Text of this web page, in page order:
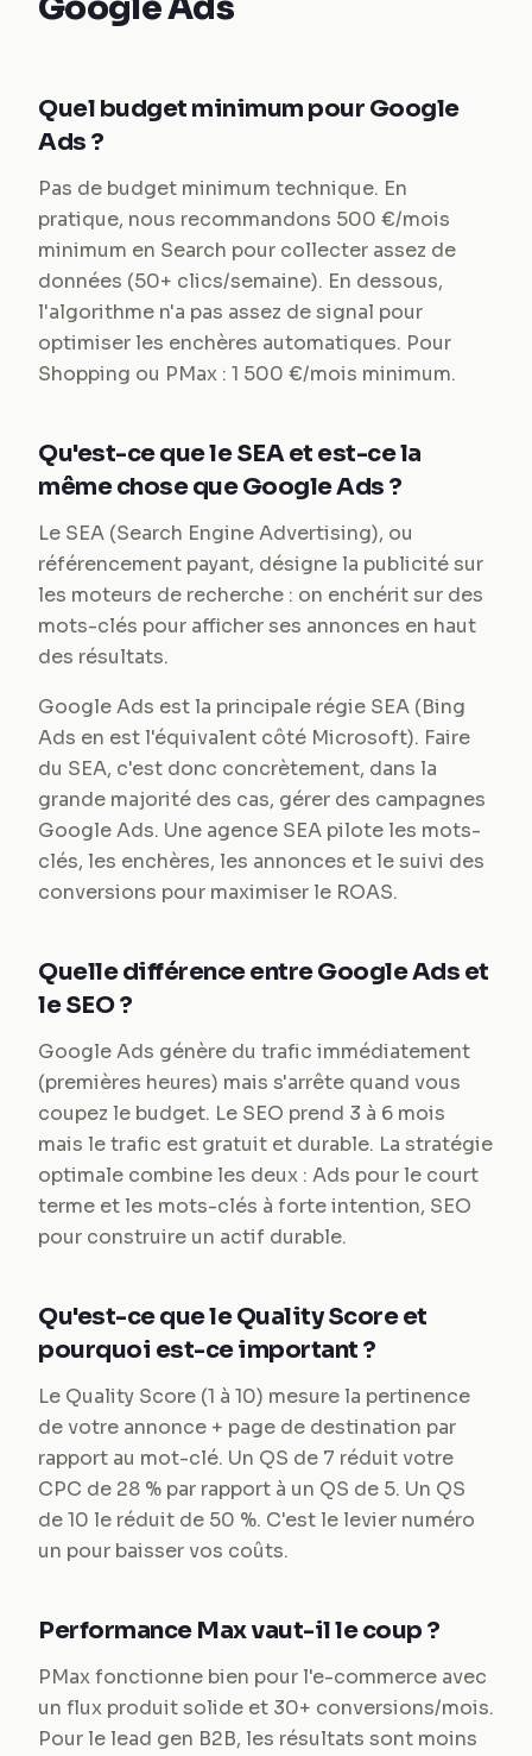
Quel budget minimum pour Google
Ads ?
Pas de budget minimum technique. En
pratique, nous recommandons 500 €/mois
minimum en Search pour collecter assez de
données (50+ clics/semaine). En dessous,
l'algorithme n'a pas assez de signal pour
optimiser les enchères automatiques. Pour
Shopping ou PMax : 1 500 €/mois minimum.
Qu'est-ce que le SEA et est-ce la
même chose que Google Ads ?
Le SEA (Search Engine Advertising), ou
référencement payant, désigne la publicité sur
les moteurs de recherche : on enchérit sur des
mots-clés pour afficher ses annonces en haut
des résultats.
Google Ads est la principale régie SEA (Bing
Ads en est l'équivalent côté Microsoft). Faire
du SEA, c'est donc concrètement, dans la
grande majorité des cas, gérer des campagnes
Google Ads. Une agence SEA pilote les mots-
clés, les enchères, les annonces et le suivi des
conversions pour maximiser le ROAS.
Quelle différence entre Google Ads et
le SEO ?
Google Ads génère du trafic immédiatement
(premières heures) mais s'arrête quand vous
coupez le budget. Le SEO prend 3 à 6 mois
mais le trafic est gratuit et durable. La stratégie
optimale combine les deux : Ads pour le court
terme et les mots-clés à forte intention, SEO
pour construire un actif durable.
Qu'est-ce que le Quality Score et
pourquoi est-ce important ?
Le Quality Score (1 à 10) mesure la pertinence
de votre annonce + page de destination par
rapport au mot-clé. Un QS de 7 réduit votre
CPC de 28 % par rapport à un QS de 5. Un QS
de 10 le réduit de 50 %. C'est le levier numéro
un pour baisser vos coûts.
Performance Max vaut-il le coup ?
PMax fonctionne bien pour l'e-commerce avec
un flux produit solide et 30+ conversions/mois.
Pour le lead gen B2B, les résultats sont moins